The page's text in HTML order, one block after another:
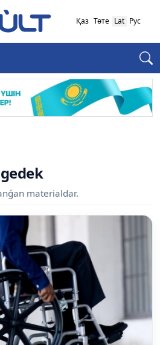
Қаз Төте Lat Рус
materialdar.